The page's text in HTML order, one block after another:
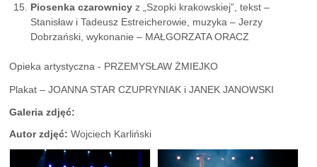
Piosenka czarownicy z „Szopki krakowskiej”, tekst –
Stanisław i Tadeusz Estreicherowie, muzyka – Jerzy
Dobrzański, wykonanie – MAŁGORZATA ORACZ
Opieka artystyczna - PRZEMYSŁAW ŻMIEJKO
Plakat – JOANNA STAR CZUPRYNIAK i JANEK JANOWSKI
Galeria zdjęć:
Autor zdjęć:Wojciech Karliński